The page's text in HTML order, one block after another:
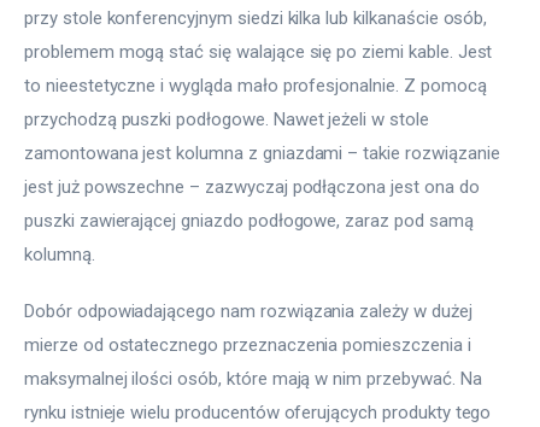
przy stole konferencyjnym siedzi kilka lub kilkanaście osób,
problemem mogą stać się walające się po ziemi kable. Jest
to nieestetyczne i wygląda mało profesjonalnie. Z pomocą
przychodzą puszki podłogowe. Nawet jeżeli w stole
zamontowana jest kolumna z gniazdami – takie rozwiązanie
jest już powszechne – zazwyczaj podłączona jest ona do
puszki zawierającej gniazdo podłogowe, zaraz pod samą
kolumną.
Dobór odpowiadającego nam rozwiązania zależy w dużej
mierze od ostatecznego przeznaczenia pomieszczenia i
maksymalnej ilości osób, które mają w nim przebywać. Na
rynku istnieje wielu producentów oferujących produkty tego